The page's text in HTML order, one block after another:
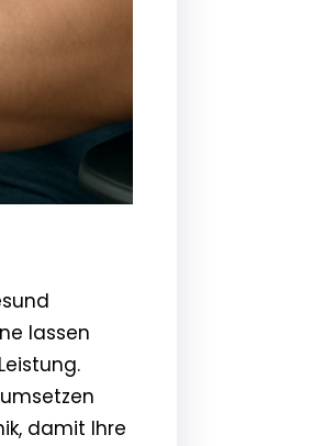
lassen
damit Ihre